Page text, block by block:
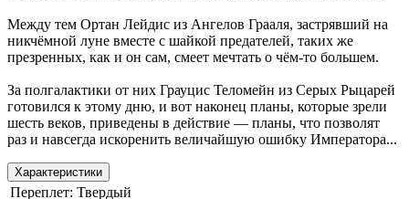
Между тем Ортан Лейдис из Ангелов Грааля, застрявший на
никчёмной луне вместе с шайкой предателей, таких же
презренных, как и он сам, смеет мечтать о чём-то большем.
За полгалактики от них Грауцис Теломейн из Серых Рыцарей
готовился к этому дню, и вот наконец планы, которые зрели
шесть веков, приведены в действие — планы, что позволят
раз и навсегда искоренить величайшую ­ошибку­ Императора...
Характеристики
Переплет: Твердый